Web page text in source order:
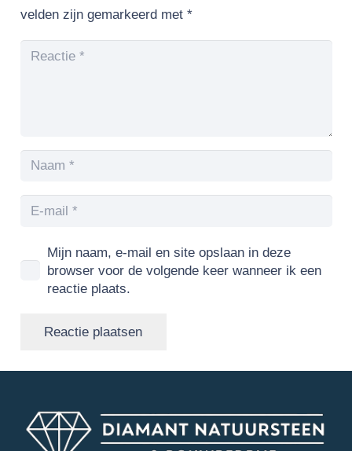
velden zijn gemarkeerd met *
Mijn naam, e-mail en site opslaan in deze
browser voor de volgende keer wanneer ik een
reactie plaats.
Reactie plaatsen